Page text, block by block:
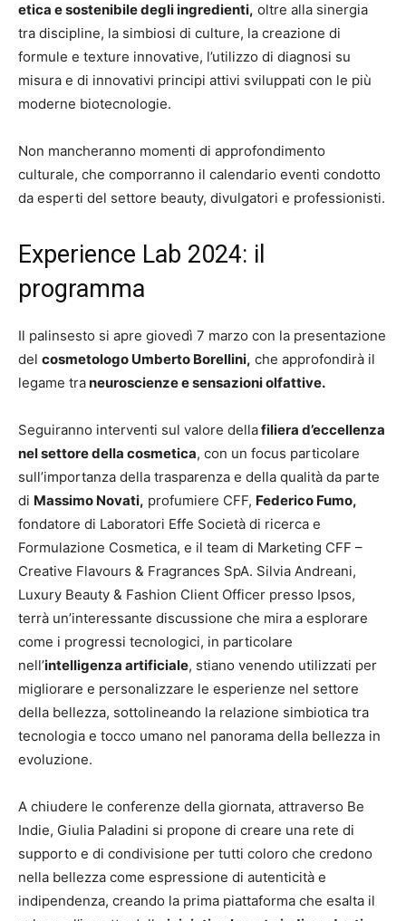
etica e sostenibile degli ingredienti, oltre alla sinergia
tra discipline, la simbiosi di culture, la creazione di
formule e texture innovative, l’utilizzo di diagnosi su
misura e di innovativi principi attivi sviluppati con le più
moderne biotecnologie.
Non mancheranno momenti di approfondimento
culturale, che comporranno il calendario eventi condotto
da esperti del settore beauty, divulgatori e professionisti.
Experience Lab 2024: il
programma
Il palinsesto si apre giovedì 7 marzo con la presentazione
del cosmetologo Umberto Borellini, che approfondirà il
legame traneuroscienze e sensazioni olfattive.
Seguiranno interventi sul valore dellafiliera d’eccellenza
nel settore della cosmetica, con un focus particolare
sull’importanza della trasparenza e della qualità da parte
di Massimo Novati, profumiere CFF, Federico Fumo,
fondatore di Laboratori Effe Società di ricerca e
Formulazione Cosmetica, e il team di Marketing CFF –
Creative Flavours & Fragrances SpA. Silvia Andreani,
Luxury Beauty & Fashion Client Officer presso Ipsos,
terrà un’interessante discussione che mira a esplorare
come i progressi tecnologici, in particolare
nell’intelligenza artificiale, stiano venendo utilizzati per
migliorare e personalizzare le esperienze nel settore
della bellezza, sottolineando la relazione simbiotica tra
tecnologia e tocco umano nel panorama della bellezza in
evoluzione.
A chiudere le conferenze della giornata, attraverso Be
Indie, Giulia Paladini si propone di creare una rete di
supporto e di condivisione per tutti coloro che credono
nella bellezza come espressione di autenticità e
indipendenza, creando la prima piattaforma che esalta il